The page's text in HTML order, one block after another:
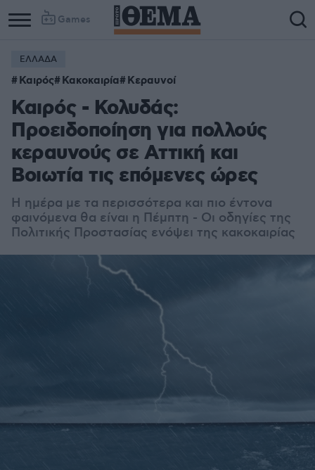
Games
ΕΛΛΑΔΑ
Καιρός Κακοκαιρία Κεραυνοί
Καιρός - Κολυδάς:
Προειδοποίηση για πολλούς
κεραυνούς σε Αττική και
Βοιωτία τις επόμενες ώρες
Η ημέρα με τα περισσότερα και πιο έντονα
φαινόμενα θα είναι η Πέμπτη - Οι οδηγίες της
Πολιτικής Προστασίας ενόψει της κακοκαιρίας